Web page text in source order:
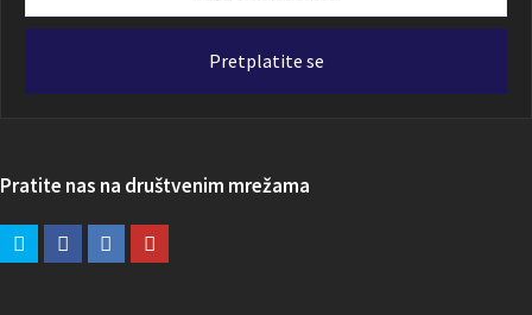
email
Pretplatite se
Pratite nas na društvenim mrežama